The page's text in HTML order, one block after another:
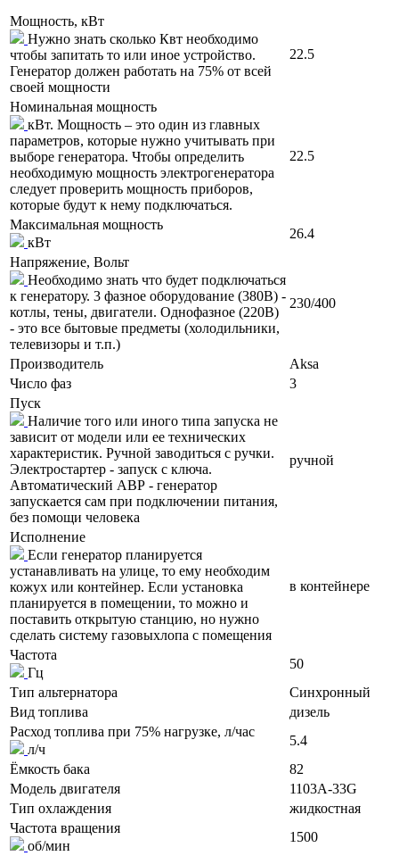
Мощность, кВт
Нужно знать сколько Квт необходимо
чтобы запитать то или иное устройство.
Генератор должен работать на 75% от всей
своей мощности
22.5
Номинальная мощность
кВт. Мощность – это один из главных
параметров, которые нужно учитывать при
выборе генератора. Чтобы определить
необходимую мощность электрогенератора
следует проверить мощность приборов,
которые будут к нему подключаться.
22.5
Максимальная мощность
кВт
26.4
Напряжение, Вольт
Необходимо знать что будет подключаться
к генератору. 3 фазное оборудование (380В) -
котлы, тены, двигатели. Однофазное (220В)
- это все бытовые предметы (холодильники,
телевизоры и т.п.)
230/400
Производитель
Aksa
Число фаз
3
Пуск
Наличие того или иного типа запуска не
зависит от модели или ее технических
характеристик. Ручной заводиться с ручки.
Электростартер - запуск с ключа.
Автоматический АВР - генератор
запускается сам при подключении питания,
без помощи человека
ручной
Исполнение
Если генератор планируется
устанавливать на улице, то ему необходим
кожух или контейнер. Если установка
планируется в помещении, то можно и
поставить открытую станцию, но нужно
сделать систему газовыхлопа с помещения
в контейнере
Частота
Гц
50
Тип альтернатора
Синхронный
Вид топлива
дизель
Расход топлива при 75% нагрузке, л/час
л/ч
5.4
Ёмкость бака
82
Модель двигателя
1103A-33G
Тип охлаждения
жидкостная
Частота вращения
об/мин
1500